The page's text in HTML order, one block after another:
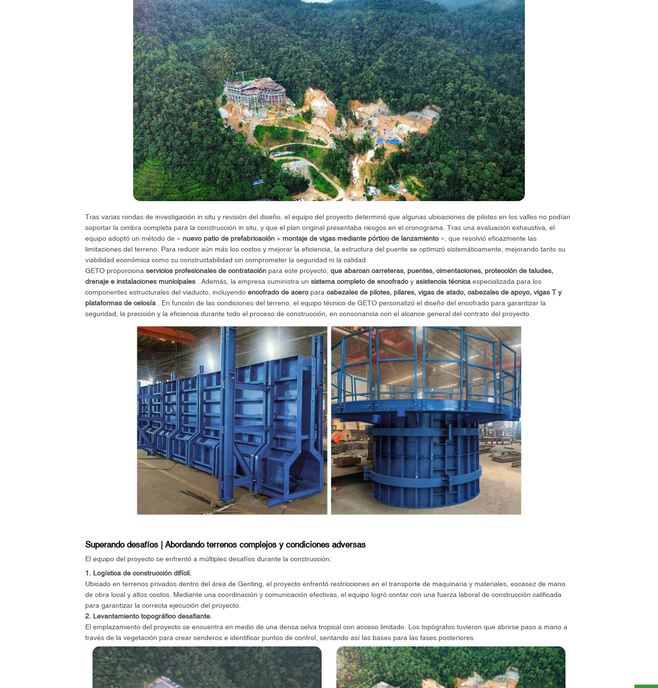
Tras varias rondas de investigación in situ y revisión del diseño, el equipo del proyecto determinó que algunas ubicaciones de pilotes en los valles no podían
soportar la cimbra completa para la construcción in situ, y que el plan original presentaba riesgos en el cronograma. Tras una evaluación exhaustiva, el
equipo adoptó un método de « nuevo patio de prefabricación+ montaje de vigas mediante pórtico de lanzamiento», que resolvió eficazmente las
limitaciones del terreno. Para reducir aún más los costos y mejorar la eficiencia, la estructura del puente se optimizó sistemáticamente, mejorando tanto su
viabilidad económica como su constructabilidad sin comprometer la seguridad ni la calidad.
GETO proporciona servicios profesionales de contrataciónpara este proyecto, que abarcan carreteras, puentes, cimentaciones, protección de taludes,
drenaje e instalaciones municipales. Además, la empresa suministra un sistema completo de encofradoy asistencia técnicaespecializada para los
componentes estructurales del viaducto, incluyendo encofrado de aceropara cabezales de pilotes, pilares, vigas de atado, cabezales de apoyo, vigas T y
plataformas de celosía. En función de las condiciones del terreno, el equipo técnico de GETO personalizó el diseño del encofrado para garantizar la
seguridad, la precisión y la eficiencia durante todo el proceso de construcción, en consonancia con el alcance general del contrato del proyecto.
Superando desafíos | Abordando terrenos complejos y condiciones adversas
El equipo del proyecto se enfrentó a múltiples desafíos durante la construcción:
1. Logística de construcción difícil.
Ubicado en terrenos privados dentro del área de Genting, el proyecto enfrentó restricciones en el transporte de maquinaria y materiales, escasez de mano
de obra local y altos costos. Mediante una coordinación y comunicación efectivas, el equipo logró contar con una fuerza laboral de construcción calificada
para garantizar la correcta ejecución del proyecto.
2. Levantamiento topográfico desafiante.
El emplazamiento del proyecto se encuentra en medio de una densa selva tropical con acceso limitado. Los topógrafos tuvieron que abrirse paso a mano a
través de la vegetación para crear senderos e identificar puntos de control, sentando así las bases para las fases posteriores.